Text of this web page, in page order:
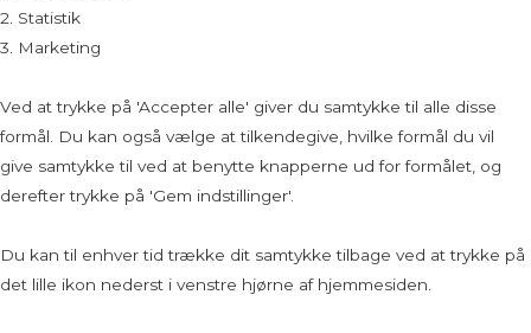
2. Statistik
3. Marketing
Ved at trykke på 'Accepter alle' giver du samtykke til alle disse
formål. Du kan også vælge at tilkendegive, hvilke formål du vil
give samtykke til ved at benytte knapperne ud for formålet, og
derefter trykke på 'Gem indstillinger'.
Du kan til enhver tid trække dit samtykke tilbage ved at trykke på
det lille ikon nederst i venstre hjørne af hjemmesiden.